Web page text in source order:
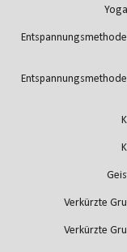
Verkürzte
Verkürzte